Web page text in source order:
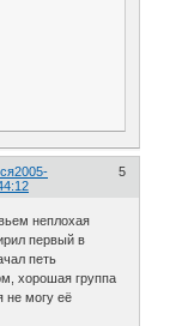
5
2005-
неплохая
первый в
петь
хорошая группа
не могу её